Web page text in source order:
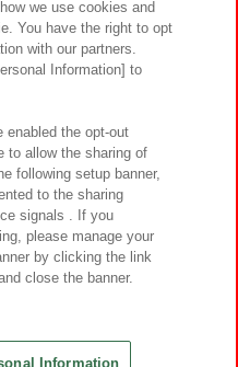
ィ サイトポリシー
クセシビリティ方針と検証結果
よくあるご質問・お問い合わせ
Inc.
Lab Inc.
All Rights Reserved.
we use cookies and
You have the right to opt
with our partners.
Information] to
enabled the opt-out
to allow the sharing of
following setup banner,
to the sharing
signals . If you
please manage your
by clicking the link
close the banner.
Information